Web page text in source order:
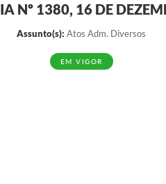
Nº 1380, 16 DE
Assunto(s): Atos Adm. Diversos
EM VIGOR